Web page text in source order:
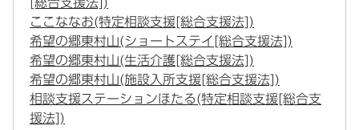
ここななお(特定相談支援[総合支援法])
希望の郷東村山(ショートステイ[総合支援法])
希望の郷東村山(生活介護[総合支援法])
希望の郷東村山(施設入所支援[総合支援法])
相談支援ステーションほたる(特定相談支援[総合支
援法])